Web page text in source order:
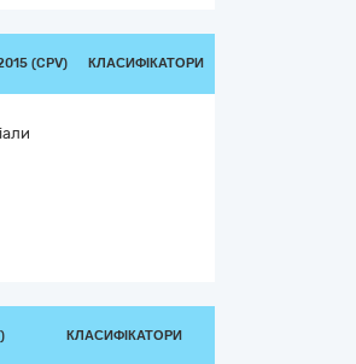
(CPV) КЛАСИФІКАТОРИ
КЛАСИФІКАТОРИ